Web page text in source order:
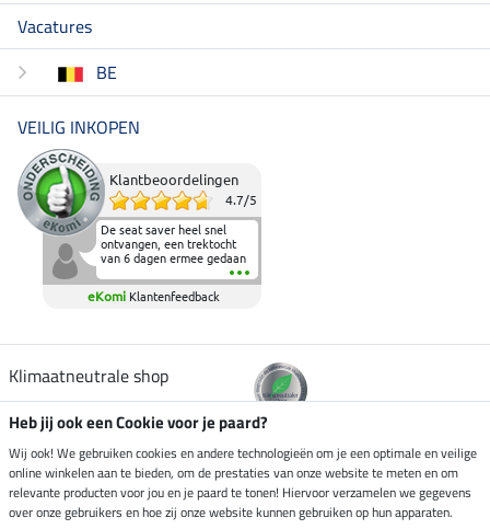
Vacatures
BE
VEILIG INKOPEN
Klantbeoordelingen
4.7/5
De seat saver heel snel
ontvangen, een trektocht
van 6 dagen ermee gedaan
en deze heeft de beproeving
fantastisch doorstaan.
Heerlijk zacht om op te
elkaar in het zadel.
eKomi Klantenfeedback
Klimaatneutrale shop
Verzending per
Heb jij ook een Cookie voor je paard?
Wij ook! We gebruiken cookies en andere technologieën om je een optimale en veilige
online winkelen aan te bieden, om de prestaties van onze website te meten en om
relevante producten voor jou en je paard te tonen! Hiervoor verzamelen we gegevens
over onze gebruikers en hoe zij onze website kunnen gebruiken op hun apparaten.